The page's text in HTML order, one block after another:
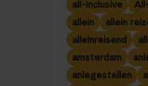
all-inclusive
allein
allein
alleinreisend
amsterdam
anlegestellen